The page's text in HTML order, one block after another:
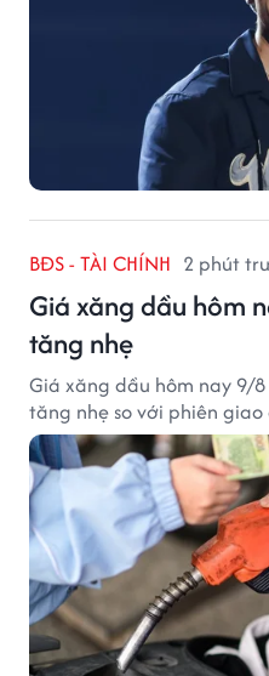
BĐS - TÀI CHÍNH 2 phút
Giá xăng dầu hôm
tăng nhẹ
Giá xăng dầu hôm nay
tăng nhẹ so với phiên